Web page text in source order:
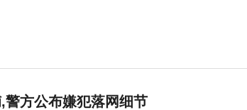
方公布嫌犯落网细节